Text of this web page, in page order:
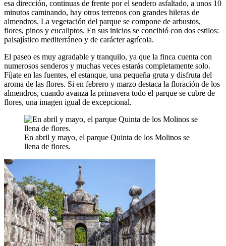
esa dirección, continuas de frente por el sendero asfaltado, a unos 10
minutos caminando, hay otros terrenos con grandes hileras de
almendros. La vegetación del parque se compone de arbustos,
flores, pinos y eucaliptos. En sus inicios se concibió con dos estilos:
paisajístico mediterráneo y de carácter agrícola.
El paseo es muy agradable y tranquilo, ya que la finca cuenta con
numerosos senderos y muchas veces estarás completamente solo.
Fíjate en las fuentes, el estanque, una pequeña gruta y disfruta del
aroma de las flores. Si en febrero y marzo destaca la floración de los
almendros, cuando avanza la primavera todo el parque se cubre de
flores, una imagen igual de excepcional.
En abril y mayo, el parque Quinta de los Molinos se
llena de flores.